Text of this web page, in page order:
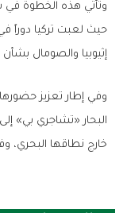
وتأتي هذه الخطوة في
إثيوبيا والصومال
وفي إطار تعزيز
البحار «تشاجري بي»
خارج نطاقها البحري،